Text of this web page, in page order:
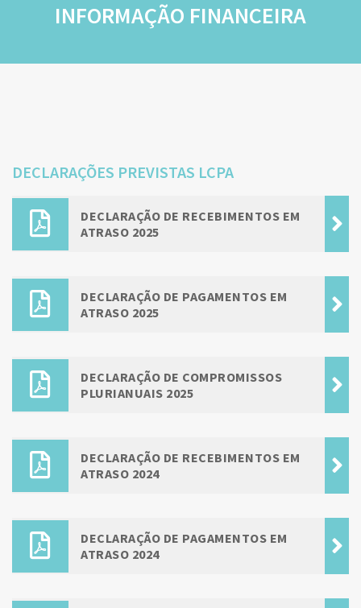
INFORMAÇÃO FINANCEIRA
DECLARAÇÕES PREVISTAS LCPA
DECLARAÇÃO DE RECEBIMENTOS EM
ATRASO 2025
DECLARAÇÃO DE PAGAMENTOS EM
ATRASO 2025
DECLARAÇÃO DE COMPROMISSOS
PLURIANUAIS 2025
DECLARAÇÃO DE RECEBIMENTOS EM
ATRASO 2024
DECLARAÇÃO DE PAGAMENTOS EM
ATRASO 2024